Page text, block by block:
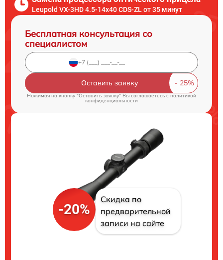
Leupold VX-3HD 4.5-14x40 CDS-ZL от 35 минут
Бесплатная консультация со
специалистом
Оставить заявку
Нажимая на кнопку "Оставить заявку" Вы соглашаетесь cполитикой
конфиденциальности
-20%
Скидка по
предварительной
записи на сайте